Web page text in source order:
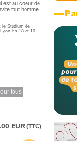
est au coeur de
tout homme
le Studium de
les 18 et 19
tous
EUR (TTC)